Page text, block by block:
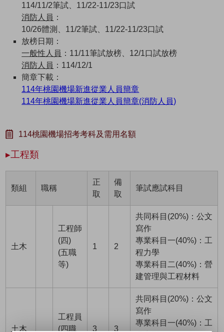
114/11/2筆試、11/22-11/23口試
消防人員 ：
10/26體測、11/2筆試、11/22-11/23口試
放榜日期：
一般性人員 ：11/11筆試放榜、12/1口試放榜
消防人員 ：114/12/1
簡章下載：
114年桃園機場新進從業人員簡章
114年桃園機場新進從業人員簡章(消防人員)
114桃園機場招考考科及需用名額
▸工程類
類組 職稱
正
取
備
取
筆試應試科目
土木
工程師
(四)
(五職
等)
1 2
共同科目(20%)：公文
寫作
專業科目一(40%)：工
程力學
專業科目二(40%)：營
建管理與工程材料
土木
工程員
(四職
3 3
共同科目(20%)：公文
寫作
專業科目一(40%)：工